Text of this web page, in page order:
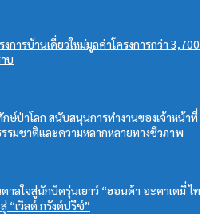
งการบ้านเดี่ยวใหม่มูลค่าโครงการกว่า 3,700
บ
ษ์ป่าโลก สนับสนุนการทำงานของเจ้าหน้าที่
รมชาติและความหลากหลายทางชีวภาพ
าลใจสู่นักบิดรุ่นเยาว์ “ฮอนด้า อะคาเดมี่ ไทย
“เวิลด์ กรังด์ปรีซ์”